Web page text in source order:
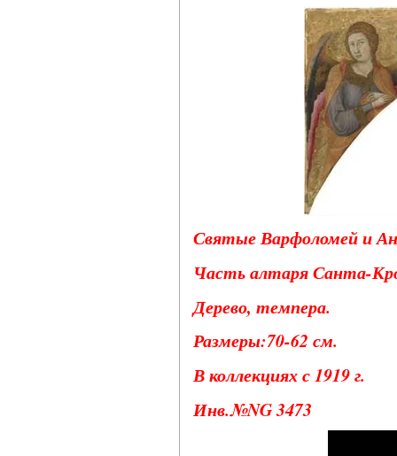
Святые Варфоломей и
Часть алтаря Санта-
Дерево, темпера.
Размеры:70-62 см.
В коллекциях с 1919 г.
Инв.№NG 3473